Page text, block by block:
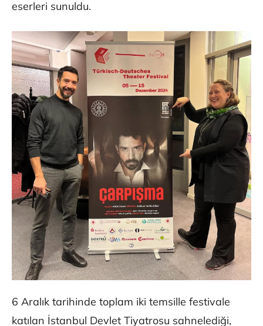
eserleri sunuldu.
6 Aralık tarihinde toplam iki temsille festivale
katılan İstanbul Devlet Tiyatrosu sahnelediği,